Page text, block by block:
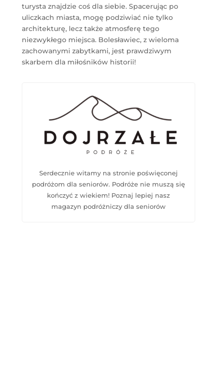
turysta znajdzie coś dla siebie. Spacerując po
uliczkach miasta, mogę podziwiać nie tylko
architekturę, lecz także atmosferę tego
niezwykłego miejsca. Bolesławiec, z wieloma
zachowanymi zabytkami, jest prawdziwym
skarbem dla miłośników historii!
Serdecznie witamy na stronie poświęconej
podróżom dla seniorów. Podróże nie muszą się
kończyć z wiekiem! Poznaj lepiej nasz
magazyn podróżniczy dla seniorów